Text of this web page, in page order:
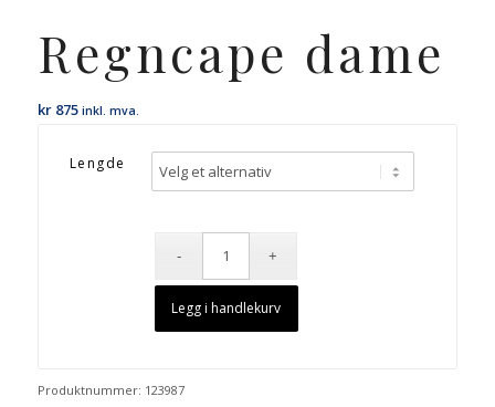
Regncape dame
kr875 inkl. mva.
Lengde
Legg i handlekurv
Produktnummer: 123987